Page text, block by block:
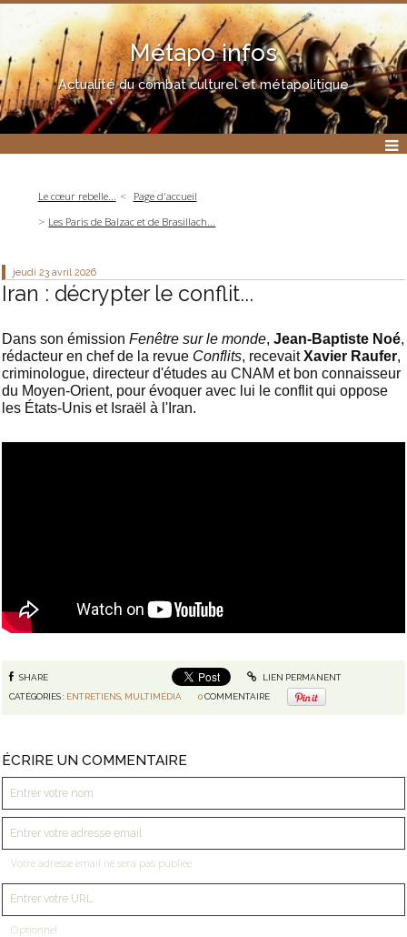
Métapo infos
Actualité du combat culturel et métapolitique
Le cœur rebelle...
Page d'accueil
Les Paris de Balzac et de Brasillach...
jeudi 23 avril 2026
Iran : décrypter le conflit...
Dans son émission Fenêtre sur le monde, Jean-Baptiste Noé,
rédacteur en chef de la revue Conflits, recevaitXavier Raufer,
criminologue, directeur d'études au CNAM et bon connaisseur
du Moyen-Orient, pour évoquer avec lui le conflit qui oppose
les États-Unis et Israël à l'Iran.
SHARE
LIEN PERMANENT
CATÉGORIES : ENTRETIENS, MULTIMÉDIA 0 COMMENTAIRE
ÉCRIRE UN COMMENTAIRE
Votre adresse email ne sera pas publiée
Optionnel